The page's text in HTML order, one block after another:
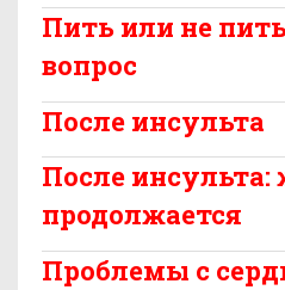
Пить или не
вопрос
После инсульта
После инсульта:
продолжается
Проблемы с